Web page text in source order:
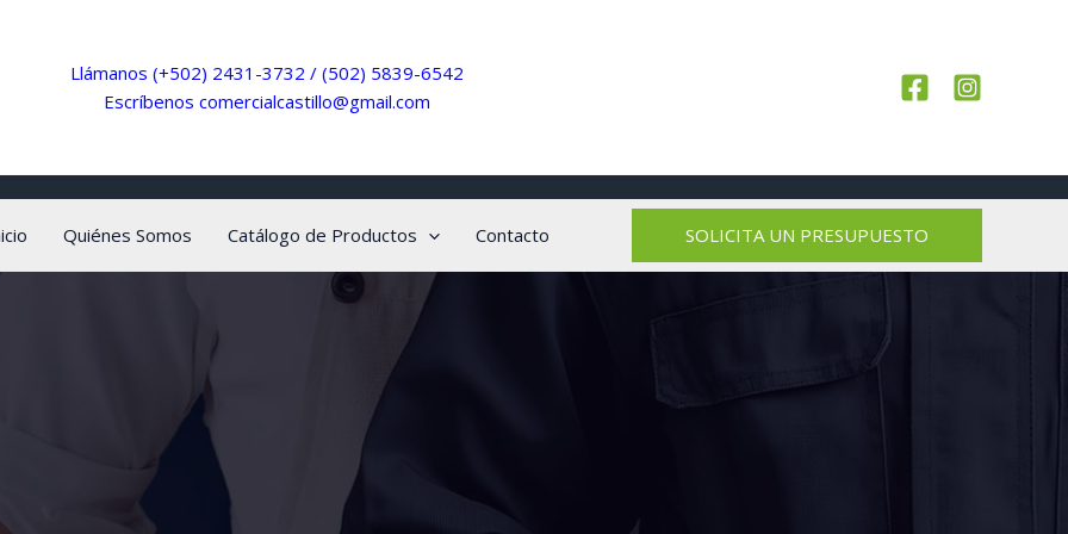
Llámanos (+502) 2431-3732 / (502) 5839-6542
Escríbenos comercialcastillo@gmail.com
Quiénes Somos Catálogo de Productos Contacto SOLICITA UN PRESUPUESTO